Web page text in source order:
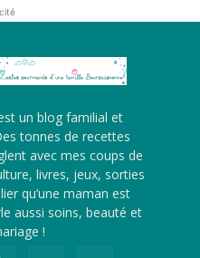
un blog familial et
tonnes de recettes
avec mes coups de
livres, jeux, sorties
qu’une maman est
aussi soins, beauté et
!